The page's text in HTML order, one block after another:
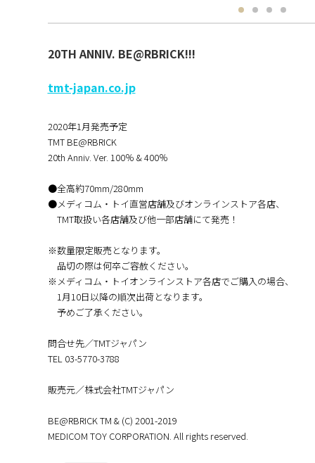
20TH ANNIV. BE@RBRICK!!!
tmt-japan.co.jp
2020年1月発売予定
TMT BE@RBRICK
20th Anniv. Ver. 100％ & 400％
●全高約70mm/280mm
●メディコム・トイ直営店舗及びオンラインストア各店、
TMT取扱い各店舗及び他一部店舗にて発売！
※数量限定販売となります。
品切の際は何卒ご容赦ください。
※メディコム・トイオンラインストア各店でご購入の場合、
1月10日以降の順次出荷となります。
予めご了承ください。
問合せ先／TMTジャパン
TEL 03-5770-3788
販売元／株式会社TMTジャパン
BE@RBRICK TM & (C) 2001-2019
MEDICOM TOY CORPORATION. All rights reserved.